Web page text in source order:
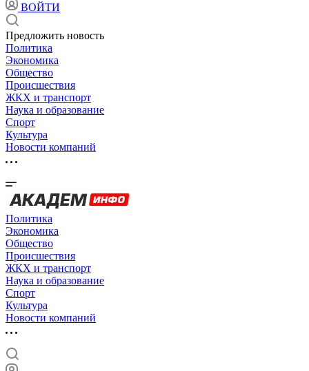
ВОЙТИ
Предложить новость
Политика
Экономика
Общество
Происшествия
ЖКХ и транспорт
Наука и образование
Спорт
Культура
Новости компаний
Политика
Экономика
Общество
Происшествия
ЖКХ и транспорт
Наука и образование
Спорт
Культура
Новости компаний